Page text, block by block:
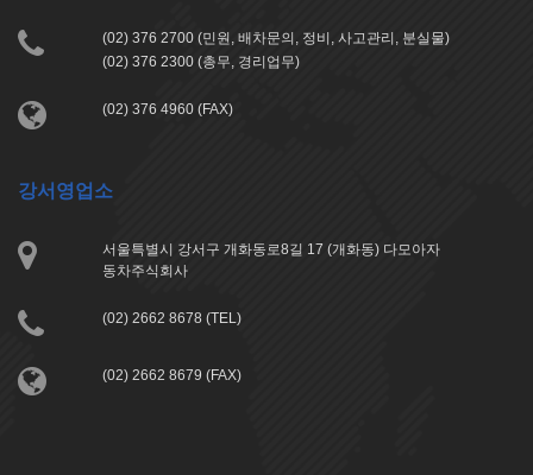
(02) 376 2700 (민원, 배차문의, 정비, 사고관리, 분실물)
(02) 376 2300 (총무, 경리업무)
(02) 376 4960 (FAX)
강서영업소
서울특별시 강서구 개화동로8길 17 (개화동) 다모아자
동차주식회사
(02) 2662 8678 (TEL)
(02) 2662 8679 (FAX)